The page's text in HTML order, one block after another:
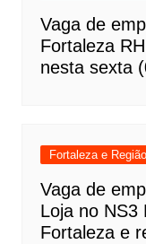
Vaga de
Fortaleza
nesta sexta
Fortaleza e
Vaga de
Loja no NS3
Fortaleza e